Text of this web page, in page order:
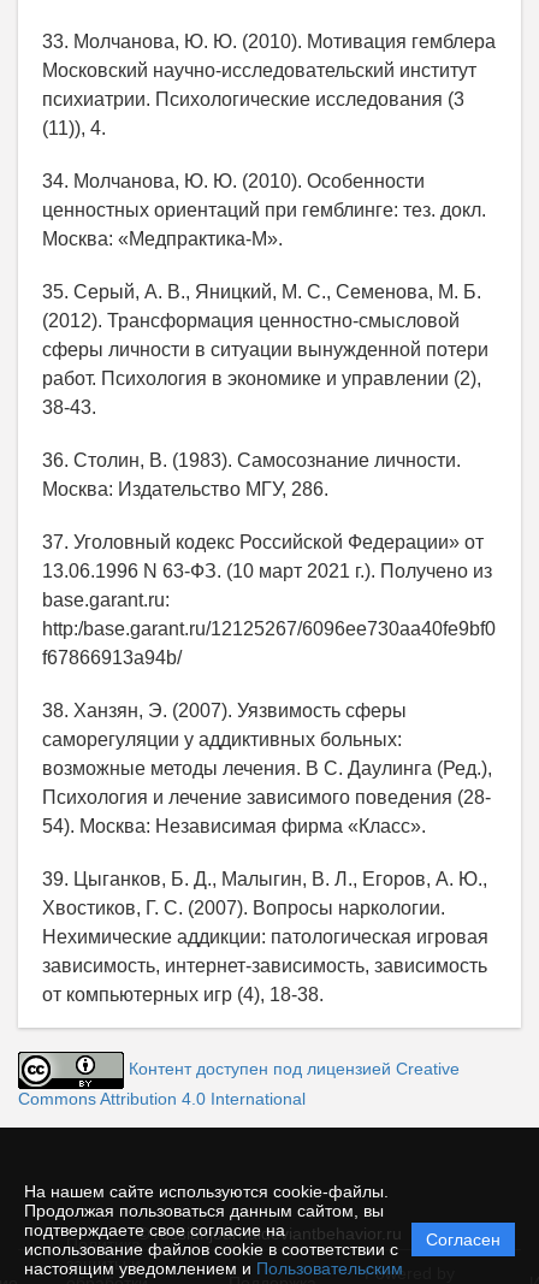
На нашем сайте используются cookie-файлы.
Продолжая пользоваться данным сайтом, вы
подтверждаете свое согласие на
использование файлов cookie в соответствии с
настоящим уведомлением и Пользовательским
Согласен
33. Молчанова, Ю. Ю. (2010). Мотивация гемблера
Московский научно-исследовательский институт
психиатрии. Психологические исследования (3
(11)), 4.
34. Молчанова, Ю. Ю. (2010). Особенности
ценностных ориентаций при гемблинге: тез. докл.
Москва: «Медпрактика-М».
35. Серый, А. В., Яницкий, М. С., Семенова, М. Б.
(2012). Трансформация ценностно-смысловой
сферы личности в ситуации вынужденной потери
работ. Психология в экономике и управлении (2),
38-43.
36. Столин, В. (1983). Самосознание личности.
Москва: Издательство МГУ, 286.
37. Уголовный кодекс Российской Федерации» от
13.06.1996 N 63-ФЗ. (10 март 2021 г.). Получено из
base.garant.ru:
http:/base.garant.ru/12125267/6096ee730aa40fe9bf0
f67866913a94b/
38. Ханзян, Э. (2007). Уязвимость сферы
саморегуляции у аддиктивных больных:
возможные методы лечения. В С. Даулинга (Ред.),
Психология и лечение зависимого поведения (28-
54). Москва: Независимая фирма «Класс».
39. Цыганков, Б. Д., Малыгин, В. Л., Егоров, А. Ю.,
Хвостиков, Г. С. (2007). Вопросы наркологии.
Нехимические аддикции: патологическая игровая
зависимость, интернет-зависимость, зависимость
от компьютерных игр (4), 18-38.
Контент доступен под лицензией Creative
Commons Attribution 4.0 International
© russianjournaldeviantbehavior.ru
Политика
защиты и
Powered by